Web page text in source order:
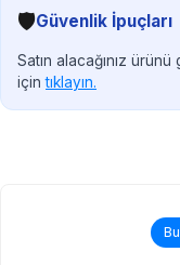
🛡️Güvenlik İpuçları
Satın alacağınız
içintıklayın.